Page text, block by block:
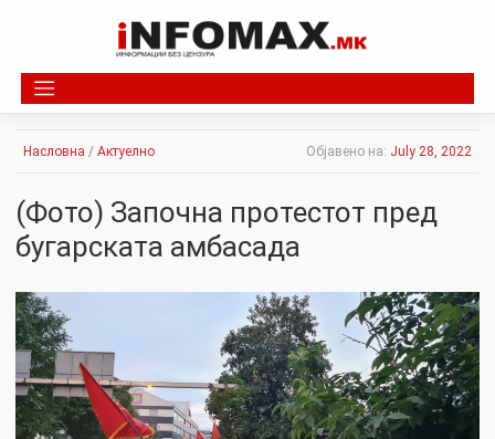
Насловна / Актуелно Објавено на: July 28, 2022
(Фото) Започна протестот пред
бугарската амбасада